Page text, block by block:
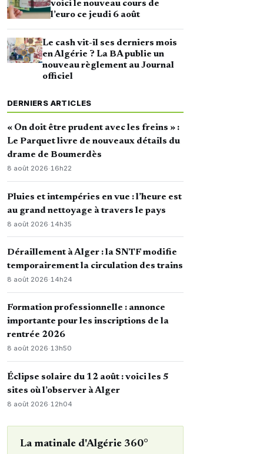
voici le nouveau cours de
l’euro ce jeudi 6 août
Le cash vit-il ses derniers mois
en Algérie ? La BA publie un
nouveau règlement au Journal
officiel
DERNIERS ARTICLES
« On doit être prudent avec les freins » :
Le Parquet livre de nouveaux détails du
drame de Boumerdès
8 août 2026·16h22
Pluies et intempéries en vue : l’heure est
au grand nettoyage à travers le pays
8 août 2026· 14h35
Déraillement à Alger : la SNTF modifie
temporairement la circulation des trains
8 août 2026·14h24
Formation professionnelle : annonce
importante pour les inscriptions de la
rentrée 2026
8 août 2026·13h50
Éclipse solaire du 12 août : voici les 5
sites où l’observer à Alger
8 août 2026· 12h04
La matinale d'Algérie 360°